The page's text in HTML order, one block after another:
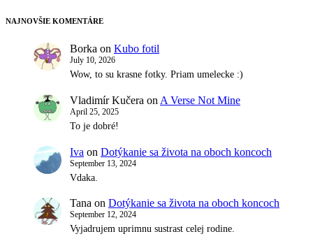
NAJNOVŠIE KOMENTÁRE
Borka on Kubo fotil
July 10, 2026
Wow, to su krasne fotky. Priam umelecke :)
Vladimír Kučera on A Verse Not Mine
April 25, 2025
To je dobré!
Iva on Dotýkanie sa života na oboch koncoch
September 13, 2024
Vdaka.
Tana on Dotýkanie sa života na oboch koncoch
September 12, 2024
Vyjadrujem uprimnu sustrast celej rodine.